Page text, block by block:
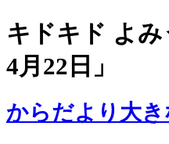
キドキド よ
4月22日 」
からだより大